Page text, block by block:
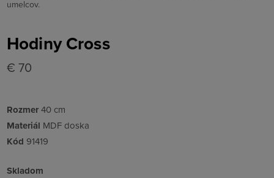
umelcov.
Hodiny Cross
€ 70
Rozmer 40 cm
Materiál MDF doska
Kód 91419
Skladom